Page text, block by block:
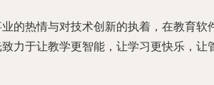
的热情与对技术创新的执着，在教育
力于让教学更智能，让学习更快乐，